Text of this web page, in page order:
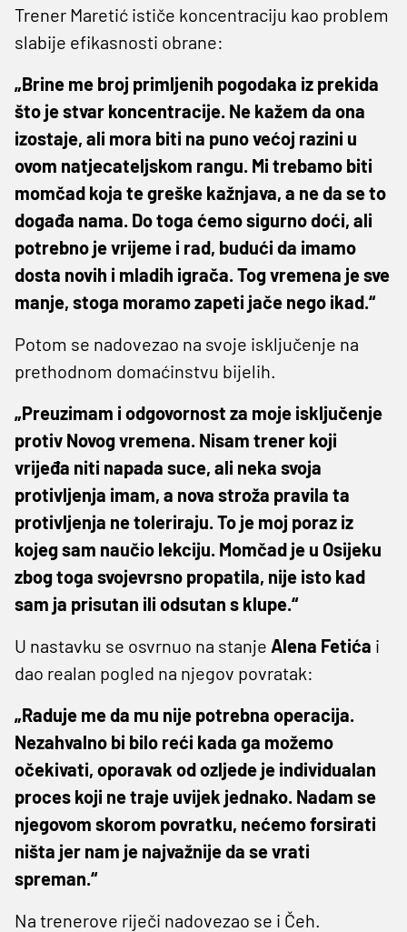
Trener Maretić ističe koncentraciju kao problem
slabije efikasnosti obrane:
„Brine me broj primljenih pogodaka iz prekida
što je stvar koncentracije. Ne kažem da ona
izostaje, ali mora biti na puno većoj razini u
ovom natjecateljskom rangu. Mi trebamo biti
momčad koja te greške kažnjava, a ne da se to
događa nama. Do toga ćemo sigurno doći, ali
potrebno je vrijeme i rad, budući da imamo
dosta novih i mladih igrača. Tog vremena je sve
manje, stoga moramo zapeti jače nego ikad.“
Potom se nadovezao na svoje isključenje na
prethodnom domaćinstvu bijelih.
„Preuzimam i odgovornost za moje isključenje
protiv Novog vremena. Nisam trener koji
vrijeđa niti napada suce, ali neka svoja
protivljenja imam, a nova stroža pravila ta
protivljenja ne toleriraju. To je moj poraz iz
kojeg sam naučio lekciju. Momčad je u Osijeku
zbog toga svojevrsno propatila, nije isto kad
sam ja prisutan ili odsutan s klupe.“
U nastavku se osvrnuo na stanje Alena Fetića i
dao realan pogled na njegov povratak:
„Raduje me da mu nije potrebna operacija.
Nezahvalno bi bilo reći kada ga možemo
očekivati, oporavak od ozljede je individualan
proces koji ne traje uvijek jednako. Nadam se
njegovom skorom povratku, nećemo forsirati
ništa jer nam je najvažnije da se vrati
spreman.“
Na trenerove riječi nadovezao se i Čeh.